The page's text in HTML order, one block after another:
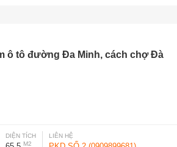
ô tô đường Đa Minh, cách chợ Đà
DIỆN TÍCH
M2
LIÊN HỆ